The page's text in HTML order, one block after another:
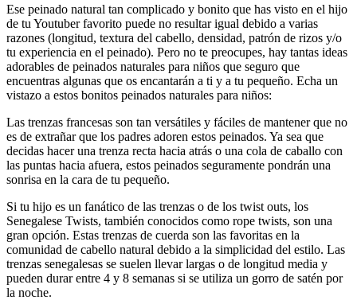
Ese peinado natural tan complicado y bonito que has visto en el hijo
de tu Youtuber favorito puede no resultar igual debido a varias
razones (longitud, textura del cabello, densidad, patrón de rizos y/o
tu experiencia en el peinado). Pero no te preocupes, hay tantas ideas
adorables de peinados naturales para niños que seguro que
encuentras algunas que os encantarán a ti y a tu pequeño. Echa un
vistazo a estos bonitos peinados naturales para niños:
Las trenzas francesas son tan versátiles y fáciles de mantener que no
es de extrañar que los padres adoren estos peinados. Ya sea que
decidas hacer una trenza recta hacia atrás o una cola de caballo con
las puntas hacia afuera, estos peinados seguramente pondrán una
sonrisa en la cara de tu pequeño.
Si tu hijo es un fanático de las trenzas o de los twist outs, los
Senegalese Twists, también conocidos como rope twists, son una
gran opción. Estas trenzas de cuerda son las favoritas en la
comunidad de cabello natural debido a la simplicidad del estilo. Las
trenzas senegalesas se suelen llevar largas o de longitud media y
pueden durar entre 4 y 8 semanas si se utiliza un gorro de satén por
la noche.